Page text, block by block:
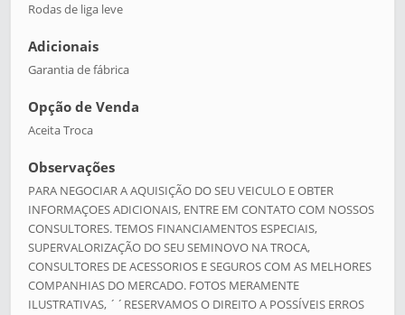
Rodas de liga leve
Adicionais
Garantia de fábrica
Opção de Venda
Aceita Troca
Observações
PARA NEGOCIAR A AQUISIÇÃO DO SEU VEICULO E OBTER
INFORMAÇOES ADICIONAIS, ENTRE EM CONTATO COM NOSSOS
CONSULTORES. TEMOS FINANCIAMENTOS ESPECIAIS,
SUPERVALORIZAÇÃO DO SEU SEMINOVO NA TROCA,
CONSULTORES DE ACESSORIOS E SEGUROS COM AS MELHORES
COMPANHIAS DO MERCADO. FOTOS MERAMENTE
ILUSTRATIVAS, ´´RESERVAMOS O DIREITO A POSSÍVEIS ERROS